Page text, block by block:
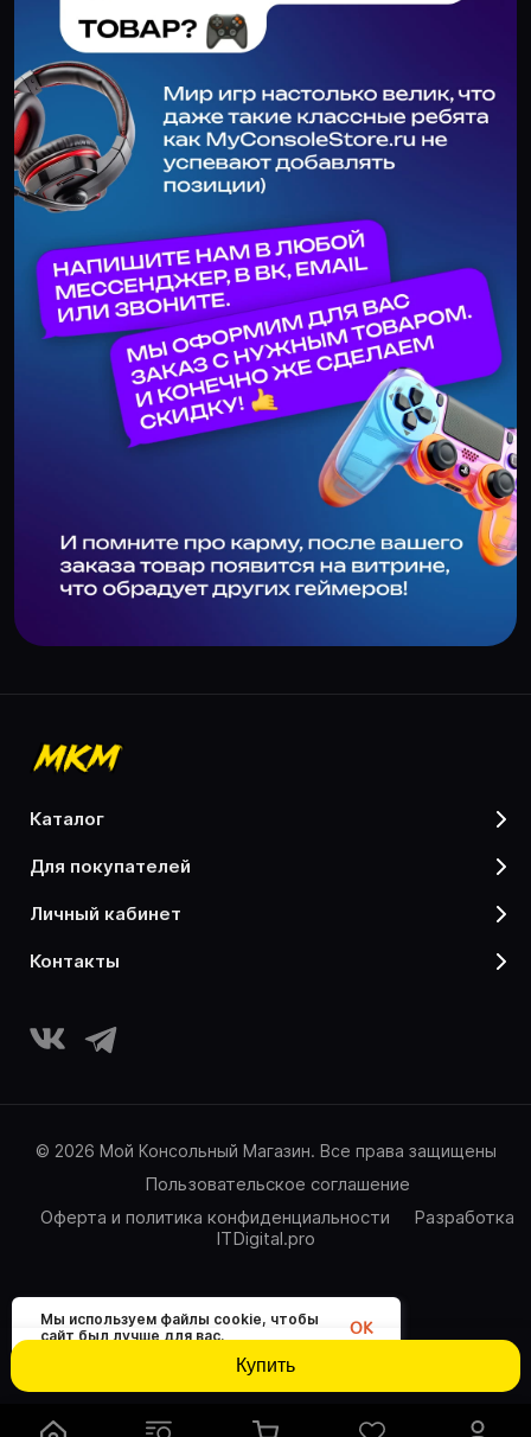
Купить
каталог
для покупателей
личный кабинет
контакты
© 2026 Мой Консольный Магазин. Все права защищены
Пользовательское соглашение
Оферта и политика конфиденциальности
Разработка
ITDigital.pro
Мы используем файлы cookie, чтобы
сайт был лучше для вас.
OK